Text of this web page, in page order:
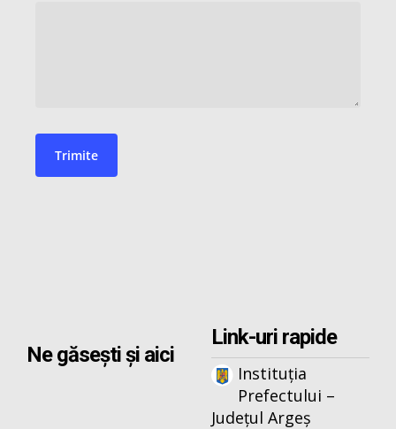
Ne găsești și aici
Link-uri rapide
Instituția
Prefectului –
Județul Argeș